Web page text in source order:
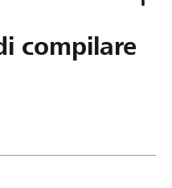
compilare